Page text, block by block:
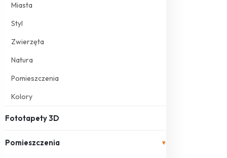
Miasta
Styl
Zwierzęta
Natura
Pomieszczenia
Kolory
Fototapety 3D
Pomieszczenia ▾